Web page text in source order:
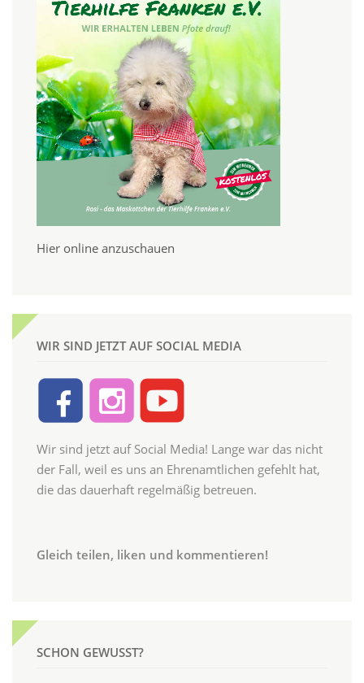
Hier online anzuschauen
WIR SIND JETZT AUF SOCIAL MEDIA
Wir sind jetzt auf Social Media! Lange war das nicht
der Fall, weil es uns an Ehrenamtlichen gefehlt hat,
die das dauerhaft regelmäßig betreuen.
Gleich teilen, liken und kommentieren!
SCHON GEWUSST?